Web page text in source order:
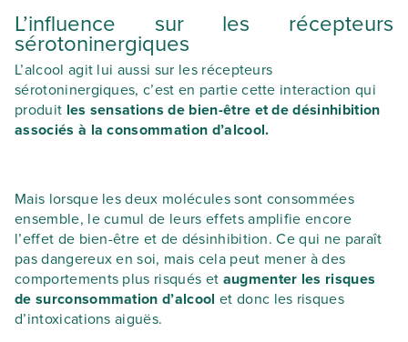
L’influence sur les récepteurs
sérotoninergiques
L’alcool agit lui aussi sur les récepteurs
sérotoninergiques, c’est en partie cette interaction qui
produit les sensations de bien-être et de désinhibition
associés à la consommation d’alcool.
Mais lorsque les deux molécules sont consommées
ensemble, le cumul de leurs effets amplifie encore
l’effet de bien-être et de désinhibition. Ce qui ne paraît
pas dangereux en soi, mais cela peut mener à des
comportements plus risqués et augmenter les risques
de surconsommation d’alcool et donc les risques
d’intoxications aiguës.